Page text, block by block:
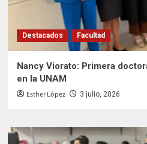
Destacados Facultad
Nancy Viorato: Primera
en la UNAM
Esther López 3 julio, 2026